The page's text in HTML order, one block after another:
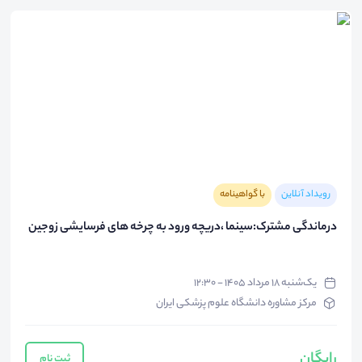
رویداد آنلاین با گواهینامه
درماندگی مشترک:سینما ،دریچه ورود به چرخه های فرسایشی زوجین
یک‌شنبه ۱۸ مرداد ۱۴۰۵ - ۱۲:۳۰
مرکز مشاوره دانشگاه علوم پزشکی ایران